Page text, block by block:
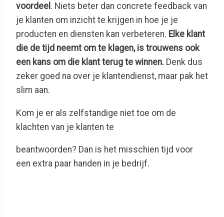
voordeel . Niets beter dan concrete feedback van
je klanten om inzicht te krijgen in hoe je je
producten en diensten kan verbeteren. Elke klant
die de tijd neemt om te klagen, is trouwens ook
een kans om die klant terug te winnen. Denk dus
zeker goed na over je klantendienst, maar pak het
slim aan.
Kom je er als zelfstandige niet toe om de
klachten van je klanten te
beantwoorden? Dan is het misschien tijd voor
een extra paar handen in je bedrijf.